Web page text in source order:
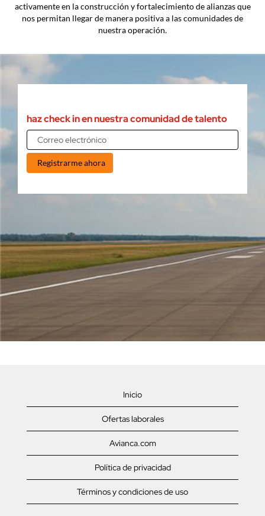
activamente en la construcción y fortalecimiento de alianzas que
nos permitan llegar de manera positiva a las comunidades de
nuestra operación.
haz check in en nuestra comunidad de talento
Inicio
Ofertas laborales
Avianca.com
Política de privacidad
Términos y condiciones de uso